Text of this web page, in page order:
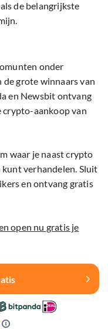
de belangrijkste
onder
de grote winnaars van
en Newsbit ontvang
crypto-aankoop van
waar je naast crypto
kunt verhandelen. Sluit
en ontvang gratis
open nu gratis je